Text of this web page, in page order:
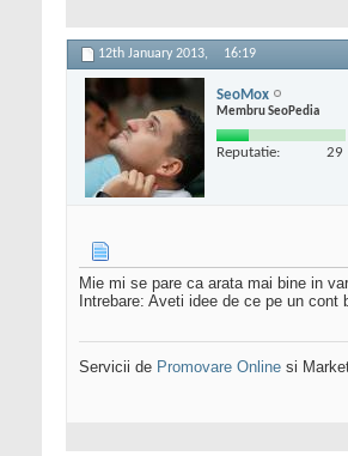
12th January 2013, 16:19
SeoMox
Membru SeoPedia
Reputatie: 29
Mie mi se pare ca arata mai bine in
Intrebare: Aveti idee de ce pe un
Servicii de Promovare Online si